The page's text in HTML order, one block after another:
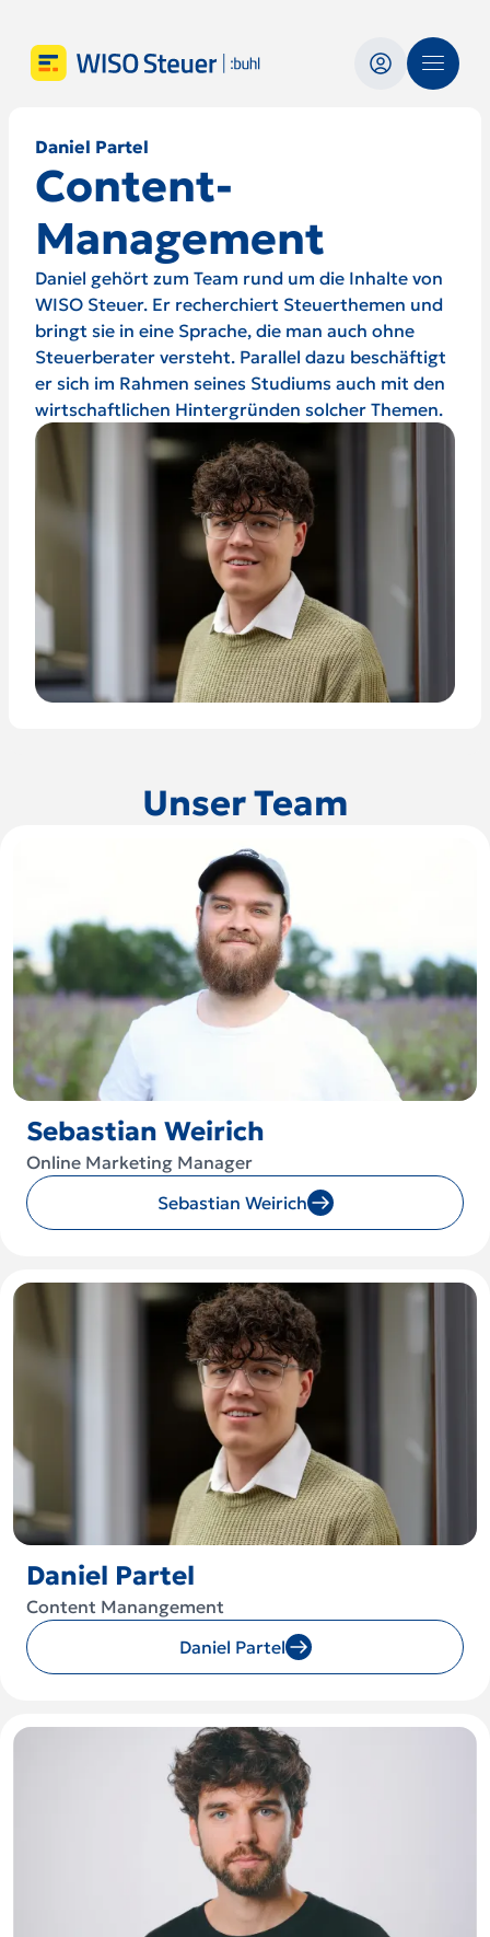
Daniel Partel
Content-
Management
Daniel gehört zum Team rund um die Inhalte von
WISO Steuer. Er recherchiert Steuerthemen und
bringt sie in eine Sprache, die man auch ohne
Steuerberater versteht. Parallel dazu beschäftigt
er sich im Rahmen seines Studiums auch mit den
wirtschaftlichen Hintergründen solcher Themen.
Unser Team
Sebastian Weirich
Online Marketing Manager
Sebastian Weirich
Daniel Partel
Content Manangement
Daniel Partel